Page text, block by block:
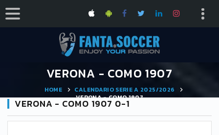
VERONA - COMO 1907
HOME
CALENDARIO SERIE A 2025/2026
VERONA - COMO 1907
VERONA - COMO 1907 0-1